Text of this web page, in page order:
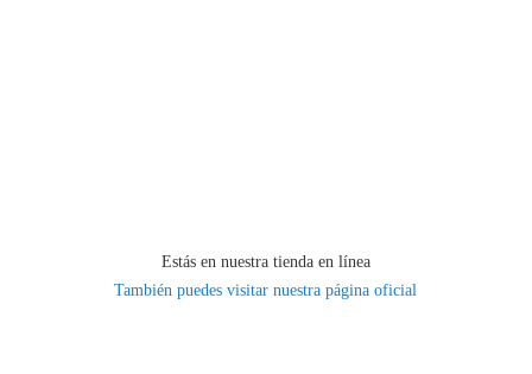
Estás en nuestra tienda en línea
También puedes visitar nuestra página oficial